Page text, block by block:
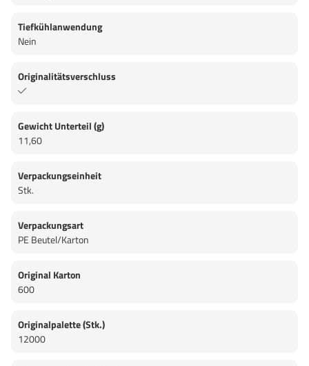
Tiefkühlanwendung
Nein
Originalitätsverschluss
Gewicht Unterteil (g)
11,60
Verpackungseinheit
Stk.
Verpackungsart
PE Beutel/Karton
Original Karton
600
Originalpalette (Stk.)
12000